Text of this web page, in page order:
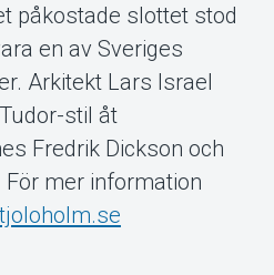
påkostade slottet stod
en av Sveriges
Arkitekt Lars Israel
stil åt
Fredrik Dickson och
mer information